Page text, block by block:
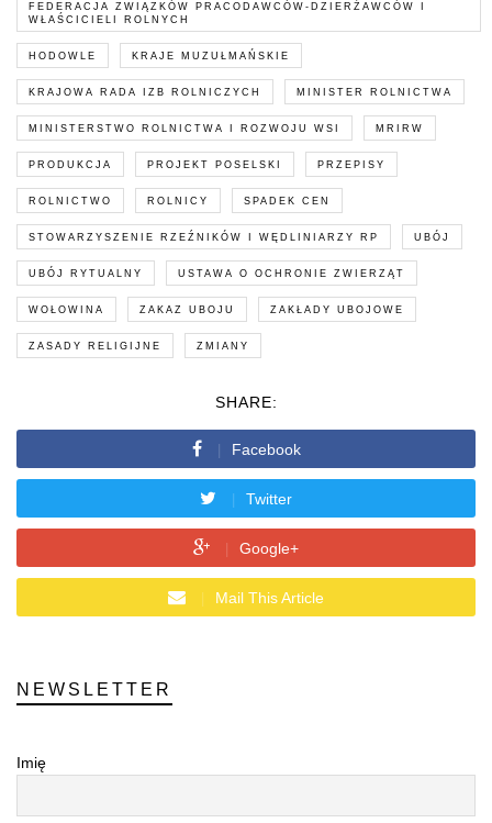
FEDERACJA ZWIĄZKÓW PRACODAWCÓW-DZIERŻAWCÓW I
WŁAŚCICIELI ROLNYCH
HODOWLE KRAJE MUZUŁMAŃSKIE
KRAJOWA RADA IZB ROLNICZYCH MINISTER ROLNICTWA
MINISTERSTWO ROLNICTWA I ROZWOJU WSI MRIRW
PRODUKCJA PROJEKT POSELSKI PRZEPISY
ROLNICTWO ROLNICY SPADEK CEN
STOWARZYSZENIE RZEŹNIKÓW I WĘDLINIARZY RP UBÓJ
UBÓJ RYTUALNY USTAWA O OCHRONIE ZWIERZĄT
WOŁOWINA ZAKAZ UBOJU ZAKŁADY UBOJOWE
ZASADY RELIGIJNE ZMIANY
SHARE:
Facebook
Twitter
Google+
Mail This Article
NEWSLETTER
Imię